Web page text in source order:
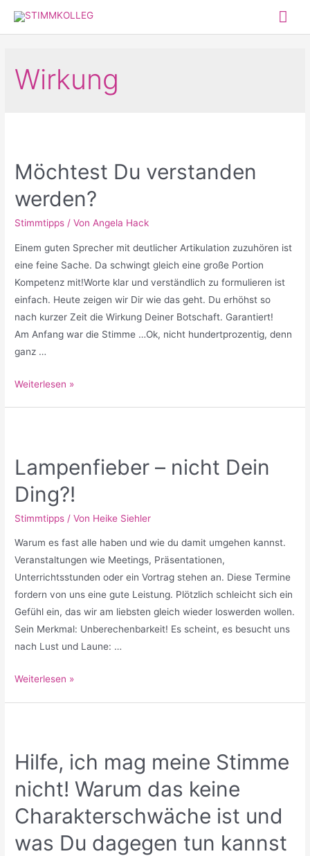
Inhalt
Wirkung
Möchtest Du verstanden
werden?
Stimmtipps / VonAngela Hack
Einem guten Sprecher mit deutlicher Artikulation zuzuhören ist
eine feine Sache. Da schwingt gleich eine große Portion
Kompetenz mit!Worte klar und verständlich zu formulieren ist
einfach. Heute zeigen wir Dir wie das geht. Du erhöhst so
nach kurzer Zeit die Wirkung Deiner Botschaft. Garantiert!
Am Anfang war die Stimme …Ok, nicht hundertprozentig, denn
ganz …
Möchtest
Weiterlesen »
Lampenfieber – nicht Dein
Ding?!
Stimmtipps / Von Heike Siehler
Warum es fast alle haben und wie du damit umgehen kannst.
Veranstaltungen wie Meetings, Präsentationen,
Unterrichtsstunden oder ein Vortrag stehen an. Diese Termine
fordern von uns eine gute Leistung. Plötzlich schleicht sich ein
Gefühl ein, das wir am liebsten gleich wieder loswerden wollen.
Sein Merkmal: Unberechenbarkeit! Es scheint, es besucht uns
nach Lust und Laune: …
Lampenfieber
Weiterlesen »
Hilfe, ich mag meine Stimme
nicht! Warum das keine
Charakterschwäche ist und
was Du dagegen tun kannst